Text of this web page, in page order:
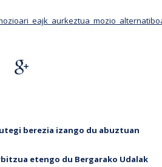
berezia izango du abuztuan
etengo du Bergarako Udalak